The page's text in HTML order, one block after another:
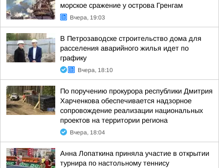
морское сражение у острова Гренгам
Вчера, 19:03
В Петрозаводске строительство дома для
расселения аварийного жилья идет по
графику
Вчера, 18:10
По поручению прокурора республики Дмитрия
Харченкова обеспечивается надзорное
сопровождение реализации национальных
проектов на территории региона
Вчера, 18:04
Анна Лопаткина приняла участие в открытии
турнира по настольному теннису